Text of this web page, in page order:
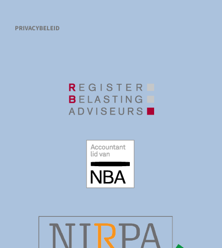
PRIVACYBELEID